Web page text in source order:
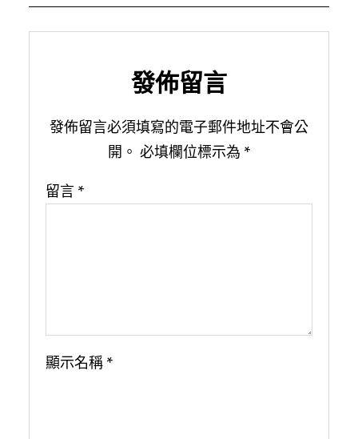
發佈留言
發佈留言必須填寫的電子郵件地址不會公
開。 必填欄位標示為 *
留言 *
顯示名稱 *